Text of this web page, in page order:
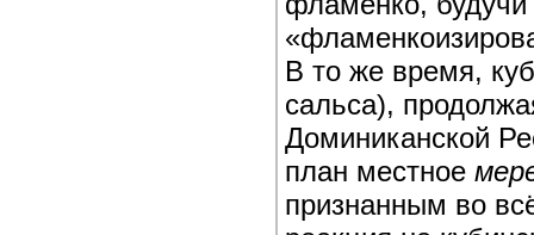
В то же время,
сальса),
Доминиканской
план местное
признанным во